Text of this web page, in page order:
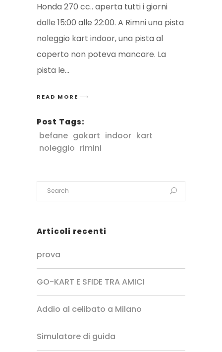
Honda 270 cc.. aperta tutti i giorni
dalle 15:00 alle 22:00. A Rimni una pista
noleggio kart indoor, una pista al
coperto non poteva mancare. La
pista le
READ MORE
Post Tags:
befane gokart indoor kart
noleggio rimini
Articoli recenti
prova
GO-KART E SFIDE TRA AMICI
Addio al celibato a Milano
Simulatore di guida